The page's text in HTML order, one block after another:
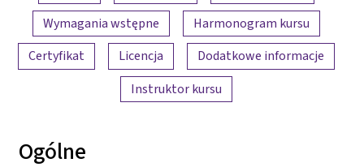
Wymagania wstępne
Harmonogram kursu
Certyfikat
Licencja
Dodatkowe informacje
Instruktor kursu
Ogólne